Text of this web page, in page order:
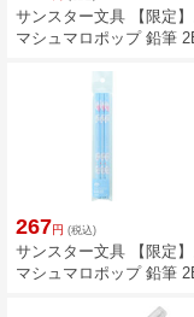
サンスター文具 【限定
マシュマロポップ 鉛筆
267円 (税込)
サンスター文具 【限定
マシュマロポップ 鉛筆